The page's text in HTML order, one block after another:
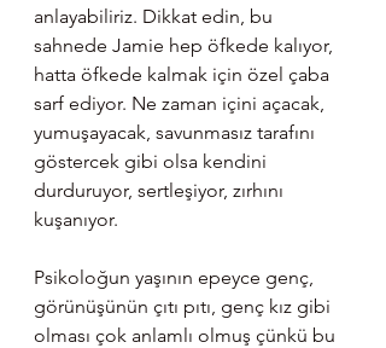
anlayabiliriz. Dikkat edin, bu
sahnede Jamie hep öfkede kalıyor,
hatta öfkede kalmak için özel çaba
sarf ediyor. Ne zaman içini açacak,
yumuşayacak, savunmasız tarafını
göstercek gibi olsa kendini
durduruyor, sertleşiyor, zırhını
kuşanıyor.
Psikoloğun yaşının epeyce genç,
görünüşünün çıtı pıtı, genç kız gibi
olması çok anlamlı olmuş çünkü bu